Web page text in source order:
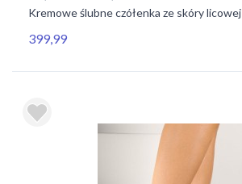
Kremowe ślubne czółenka ze skóry licowej
399,99